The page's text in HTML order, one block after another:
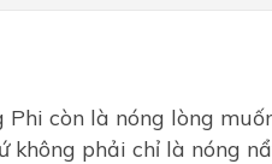
Phi còn là nóng lòng
không phải chỉ là nóng